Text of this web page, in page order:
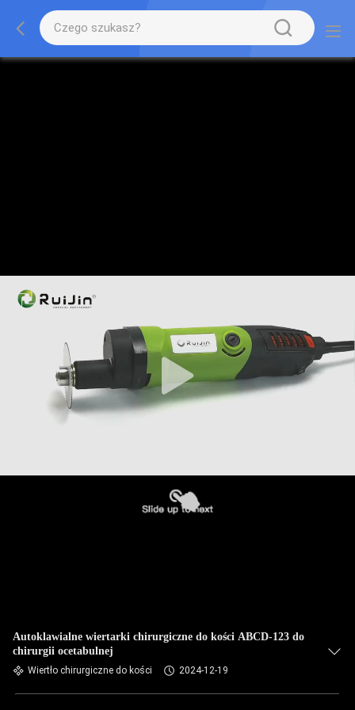
Autoklawialne wiertarki chirurgiczne do kości ABCD-123 do
chirurgii ocetabulnej
Wiertło chirurgiczne do kości 2024-12-19